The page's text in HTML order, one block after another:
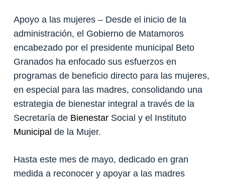
Apoyo a las mujeres – Desde el inicio de la
administración, el Gobierno de Matamoros
encabezado por el presidente municipal Beto
Granados ha enfocado sus esfuerzos en
programas de beneficio directo para las mujeres,
en especial para las madres, consolidando una
estrategia de bienestar integral a través de la
Secretaría de Bienestar Social y el Instituto
Municipal de la Mujer.
Hasta este mes de mayo, dedicado en gran
medida a reconocer y apoyar a las madres